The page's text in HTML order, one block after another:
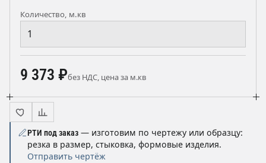
Количество, м.кв
9 373 ₽без НДС, цена за м.кв
РТИ под заказ — изготовим по чертежу или образцу:
резка в размер, стыковка, формовые изделия.
Отправить чертёж